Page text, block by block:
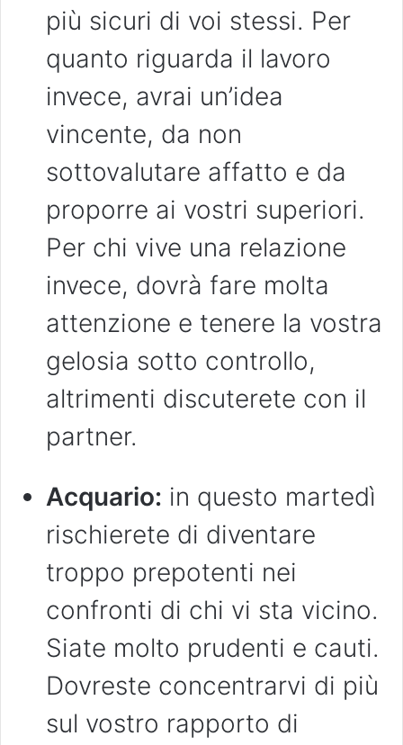
più sicuri di voi stessi. Per
quanto riguarda il lavoro
invece, avrai un’idea
vincente, da non
sottovalutare affatto e da
proporre ai vostri superiori.
Per chi vive una relazione
invece, dovrà fare molta
attenzione e tenere la vostra
gelosia sotto controllo,
altrimenti discuterete con il
partner.
Acquario: in questo martedì
rischierete di diventare
troppo prepotenti nei
confronti di chi vi sta vicino.
Siate molto prudenti e cauti.
Dovreste concentrarvi di più
sul vostro rapporto di